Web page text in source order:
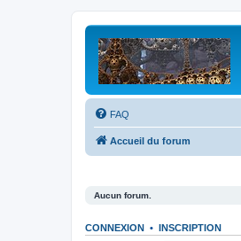
FAQ
Accueil du forum
Aucun forum.
CONNEXION • INSCRIPTION